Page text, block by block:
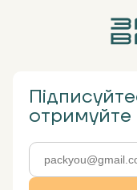
отримуйте